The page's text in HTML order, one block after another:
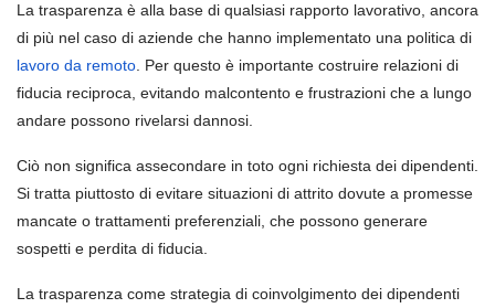
La trasparenza è alla base di qualsiasi rapporto lavorativo, ancora
di più nel caso di aziende che hanno implementato una politica di
lavoro da remoto. Per questo è importante costruire relazioni di
fiducia reciproca, evitando malcontento e frustrazioni che a lungo
andare possono rivelarsi dannosi.
Ciò non significa assecondare in toto ogni richiesta dei dipendenti.
Si tratta piuttosto di evitare situazioni di attrito dovute a promesse
mancate o trattamenti preferenziali, che possono generare
sospetti e perdita di fiducia.
La trasparenza come strategia di coinvolgimento dei dipendenti